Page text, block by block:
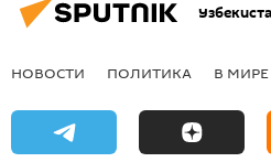
НОВОСТИ ПОЛИТИКА В МИРЕ